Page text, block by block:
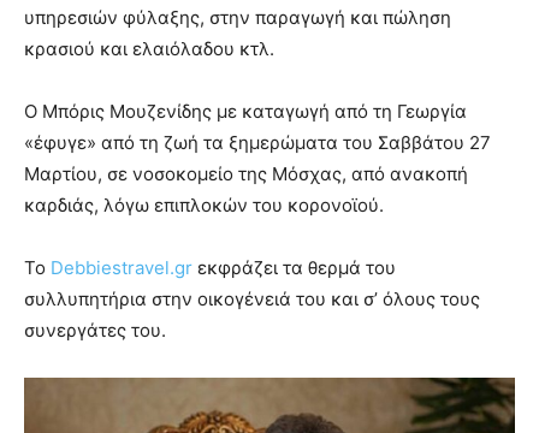
υπηρεσιών φύλαξης, στην παραγωγή και πώληση
κρασιού και ελαιόλαδου κτλ.
Ο Μπόρις Μουζενίδης με καταγωγή από τη Γεωργία
«έφυγε» από τη ζωή τα ξημερώματα του Σαββάτου 27
Μαρτίου, σε νοσοκομείο της Μόσχας, από ανακοπή
καρδιάς, λόγω επιπλοκών του κορονοϊού.
Το Debbiestravel.gr εκφράζει τα θερμά του
συλλυπητήρια στην οικογένειά του και σ’ όλους τους
συνεργάτες του.